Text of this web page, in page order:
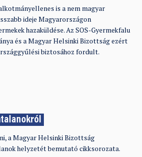
is a nem magyar
ideje Magyarországon
hazaküldése. Az SOS-Gyermekfalu
és a Magyar Helsinki Bizottság ezért
biztosához fordult.
a Magyar Helsinki Bizottság
helyzetét bemutató cikksorozata.